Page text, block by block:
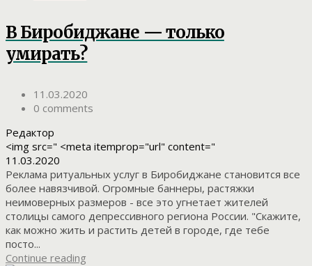
В Биробиджане — только
умирать?
11.03.2020
0 comments
Редактор
<img src=" <meta itemprop="url" content="
11.03.2020
Реклама ритуальных услуг в Биробиджане становится все
более навязчивой. Огромные баннеры, растяжки
неимоверных размеров - все это угнетает жителей
столицы самого депрессивного региона России. "Скажите,
как можно жить и растить детей в городе, где тебе
посто...
Continue reading